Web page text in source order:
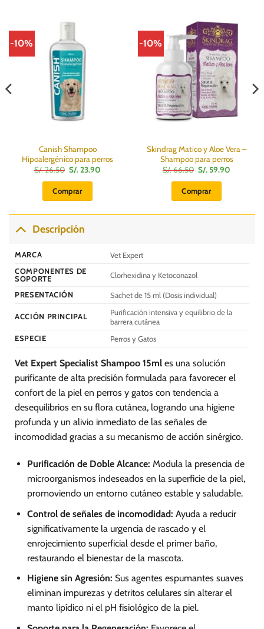
-10%
Canish Shampoo
Hipoalergénico para perros
S/.26.50 El
precio
original
era:
S/.
S/.23.90
Comprar
-10%
Skindrag Matico y Aloe Vera –
Shampoo para perros
S/.66.50 El
precio
original
era:
S/.
S/.59.90
Comprar
Descripción
MARCA
Vet Expert
COMPONENTES DE
SOPORTE
Clorhexidina y Ketoconazol
PRESENTACIÓN Sachet de 15 ml (Dosis individual)
ACCIÓN PRINCIPAL
Purificación intensiva y equilibrio de la
barrera cutánea
ESPECIE
Perros y Gatos
Vet Expert Specialist Shampoo 15ml es una solución
purificante de alta precisión formulada para favorecer el
confort de la piel en perros y gatos con tendencia a
desequilibrios en su flora cutánea, logrando una higiene
profunda y un alivio inmediato de las señales de
incomodidad gracias a su mecanismo de acción sinérgico.
Purificación de Doble Alcance: Modula la presencia de
microorganismos indeseados en la superficie de la piel,
promoviendo un entorno cutáneo estable y saludable.
Control de señales de incomodidad: Ayuda a reducir
significativamente la urgencia de rascado y el
enrojecimiento superficial desde el primer baño,
restaurando el bienestar de la mascota.
Higiene sin Agresión: Sus agentes espumantes suaves
eliminan impurezas y detritos celulares sin alterar el
manto lipídico ni el pH fisiológico de la piel.